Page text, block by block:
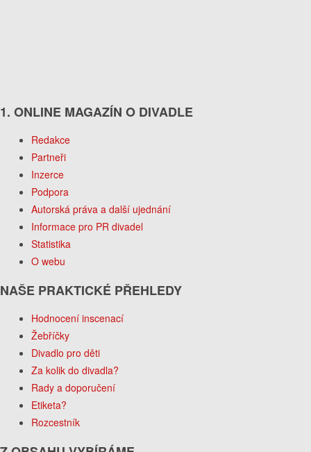
1. ONLINE MAGAZÍN O DIVADLE
Redakce
Partneři
Inzerce
Podpora
Autorská práva a další ujednání
Informace pro PR divadel
Statistika
O webu
NAŠE PRAKTICKÉ PŘEHLEDY
Hodnocení inscenací
Žebříčky
Divadlo pro děti
Za kolik do divadla?
Rady a doporučení
Etiketa?
Rozcestník